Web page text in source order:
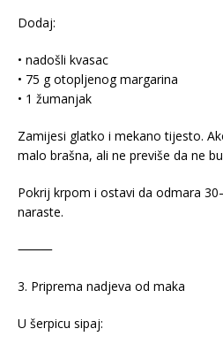
Dodaj:
• nadošli kvasac
• 75 g otopljenog margarina
• 1 žumanjak
Zamijesi glatko i mekano tijesto.
malo brašna, ali ne previše da ne
Pokrij krpom i ostavi da odmara
naraste.
⸻
3. Priprema nadjeva od maka
U šerpicu sipaj: